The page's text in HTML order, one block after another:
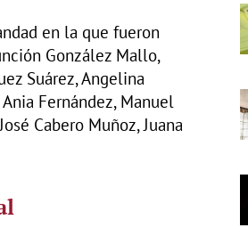
en la que fueron
González Mallo,
Suárez, Angelina
Fernández, Manuel
Cabero Muñoz, Juana